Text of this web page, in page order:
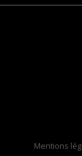
Mentions